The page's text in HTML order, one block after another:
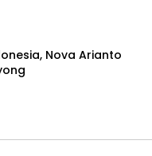
Nova Arianto